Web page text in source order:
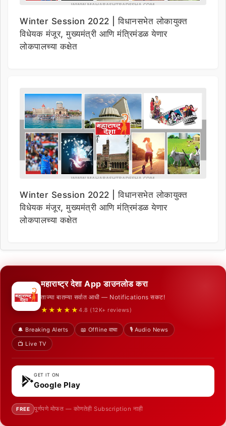
Winter Session 2022 | विधानसभेत लोकायुक्त
विधेयक मंजूर, मुख्यमंत्री आणि मंत्रिमंडळ येणार
लोकपालच्या कक्षेत
Winter Session 2022 | विधानसभेत लोकायुक्त
विधेयक मंजूर, मुख्यमंत्री आणि मंत्रिमंडळ येणार
लोकपालच्या कक्षेत
महाराष्ट्र देशा App डाउनलोड करा
ताज्या बातम्या सर्वात आधी — Notifications सकट!
★★★★★ 4.8 (12K+ reviews)
🔔 Breaking Alerts 📖 Offline वाचा
🎙️ Audio News
📺 Live TV
GET IT ON
Google Play
FREE पूर्णपणे मोफत — कोणतेही Subscription नाही